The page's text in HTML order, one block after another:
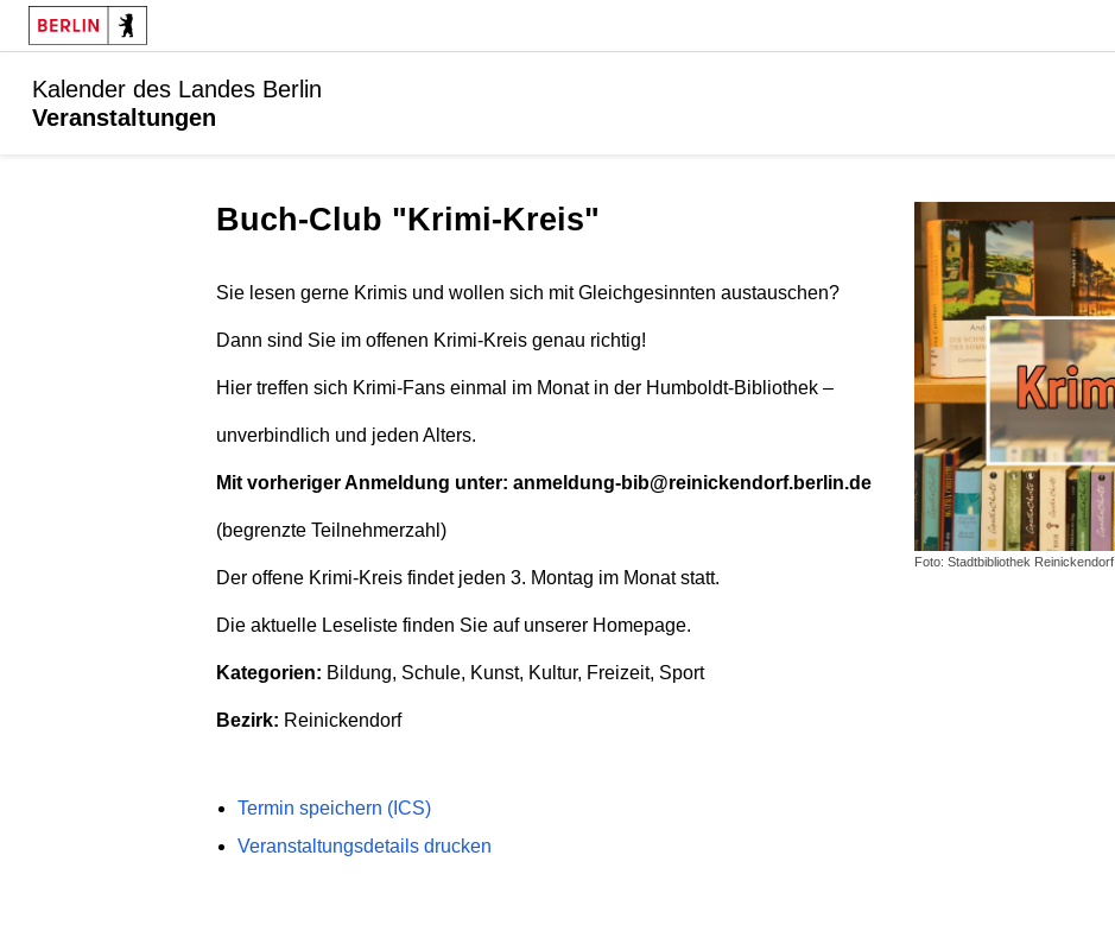
Kalender des Landes Berlin
Veranstaltungen
Foto: Stadtbibliothek Reinickendorf
Buch-Club "Krimi-Kreis"
Sie lesen gerne Krimis und wollen sich mit Gleichgesinnten austauschen?
Dann sind Sie im offenen Krimi-Kreis genau richtig!
Hier treffen sich Krimi-Fans einmal im Monat in der Humboldt-Bibliothek –
unverbindlich und jeden Alters.
Mit vorheriger Anmeldung unter: anmeldung-bib@reinickendorf.berlin.de
(begrenzte Teilnehmerzahl)
Der offene Krimi-Kreis findet jeden 3. Montag im Monat statt.
Die aktuelle Leseliste finden Sie auf unserer Homepage.
Kategorien: Bildung, Schule, Kunst, Kultur, Freizeit, Sport
Bezirk: Reinickendorf
Termin speichern (ICS)
Veranstaltungsdetails drucken